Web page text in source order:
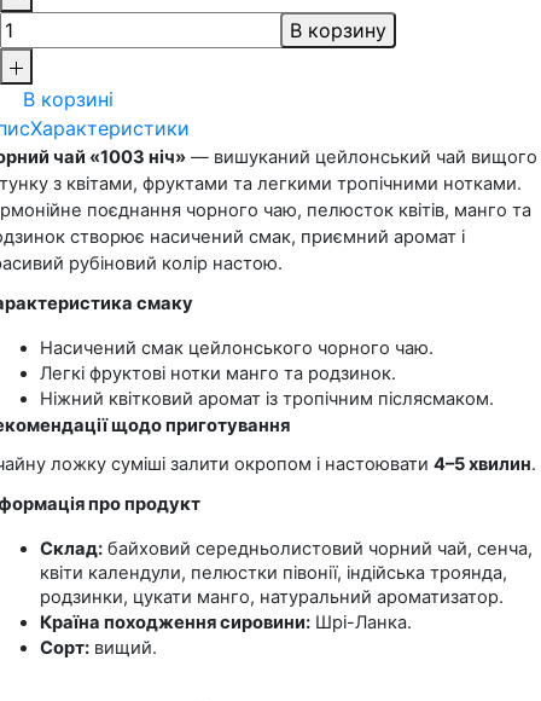
В корзину
В корзині
Характеристики
чай «1003 ніч» — вишуканий цейлонський чай вищого
з квітами, фруктами та легкими тропічними нотками.
поєднання чорного чаю, пелюсток квітів, манго та
створює насичений смак, приємний аромат і
рубіновий колір настою.
смаку
Насичений смак цейлонського чорного чаю.
Легкі фруктові нотки манго та родзинок.
Ніжний квітковий аромат із тропічним післясмаком.
щодо приготування
ложку суміші залити окропом і настоювати 4–5 хвилин.
про продукт
Склад: байховий середньолистовий чорний чай, сенча,
квіти календули, пелюстки півонії, індійська троянда,
родзинки, цукати манго, натуральний ароматизатор.
Країна походження сировини: Шрі-Ланка.
Сорт: вищий.